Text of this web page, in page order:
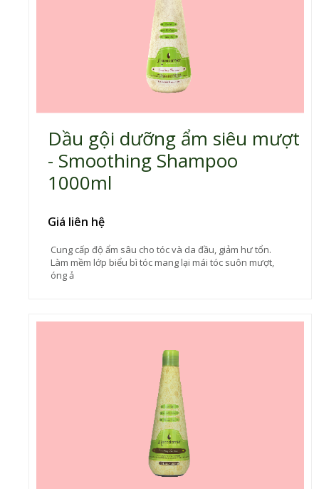
Dầu gội dưỡng ẩm siêu mượt
- Smoothing Shampoo
1000ml
Giá liên hệ
Cung cấp độ ẩm sâu cho tóc và da đầu, giảm hư tổn.
Làm mềm lớp biểu bì tóc mang lại mái tóc suôn mượt,
óng ả